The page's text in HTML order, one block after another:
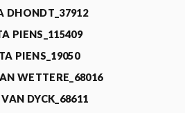
DHONDT_37912
PIENS_115409
PIENS_19050
WETTERE_68016
DYCK_68611